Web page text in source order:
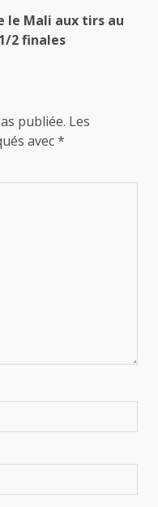
le Mali aux tirs au
2 finales
publiée. Les
avec*